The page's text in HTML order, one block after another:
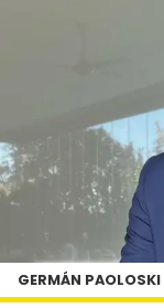
GERMÁN PAOLOSKI